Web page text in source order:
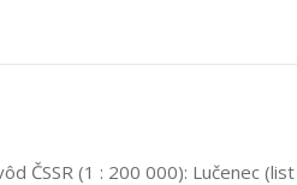
X
LinkedInFacebook
ČSSR (1 : 200 000): Lučenec